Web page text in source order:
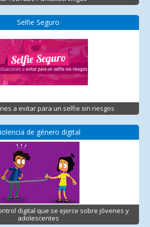
Selfie Seguro
a evitar para un selfie sin riesgos
de género digital
digital que se ejerce sobre jóvenes y
adolescentes